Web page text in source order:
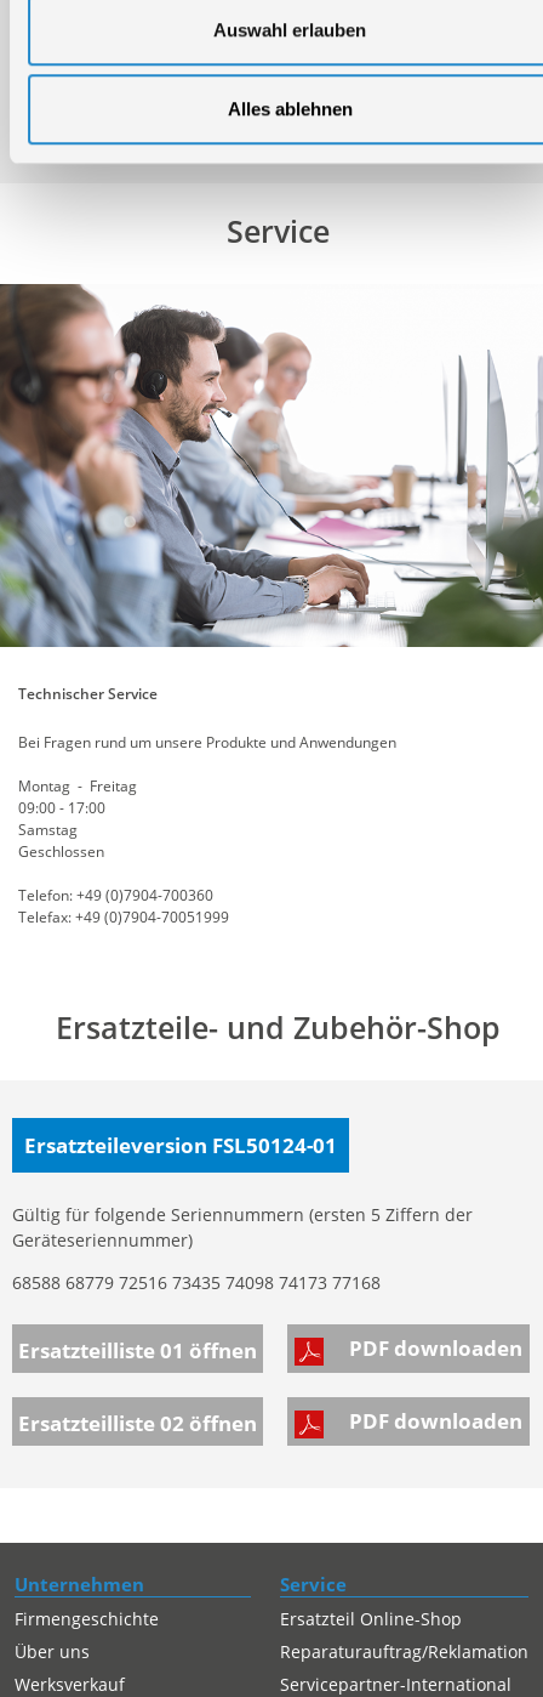
Auswahl erlauben
Alles ablehnen
Bedienungsanleitung / Warn-und Sicherheitshinweise
Service
Technischer Service
Bei Fragen rund um unsere Produkte und Anwendungen
Montag - Freitag
09:00 - 17:00
Samstag
Geschlossen
Telefon: +49 (0)7904-700360
Telefax: +49 (0)7904-70051999
Ersatzteile- und Zubehör-Shop
Ersatzteileversion FSL50124-01
Gültig für folgende Seriennummern (ersten 5 Ziffern der
Geräteseriennummer)
68588 68779 72516 73435 74098 74173 77168
Ersatzteilliste 01 öffnen PDF downloaden
Ersatzteilliste 02 öffnen PDF downloaden
Unternehmen
Firmengeschichte
Über uns
Werksverkauf
Service
Ersatzteil Online-Shop
Reparaturauftrag/Reklamation
Servicepartner-International